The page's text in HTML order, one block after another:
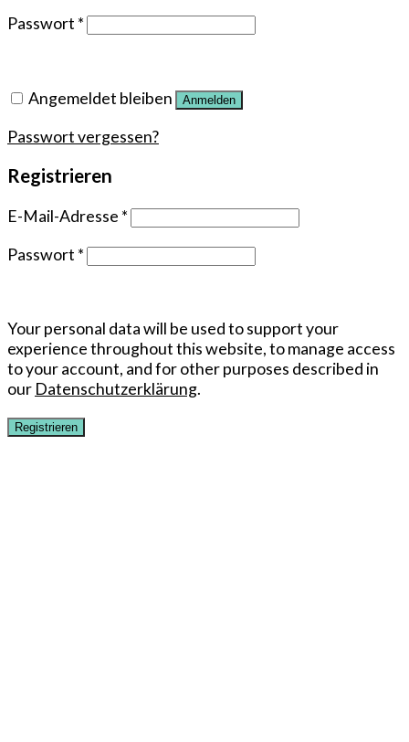
Passwort *
Angemeldet bleiben Anmelden
Passwort vergessen?
Registrieren
E-Mail-Adresse *
Passwort *
Your personal data will be used to support your
experience throughout this website, to manage access
to your account, and for other purposes described in
our Datenschutzerklärung.
Registrieren